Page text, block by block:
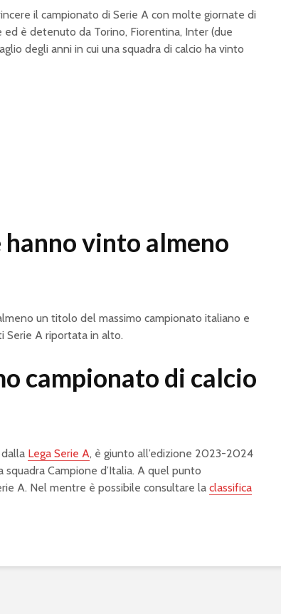
il campionato di Serie A con molte giornate di
è detenuto da Torino, Fiorentina, Inter (due
degli anni in cui una squadra di calcio ha vinto
vinto almeno
un titolo del massimo campionato italiano e
Serie A riportata in alto.
campionato di calcio
Lega Serie A, è giunto all’edizione 2023-2024
Campione d’Italia. A quel punto
A. Nel mentre è possibile consultare la classifica